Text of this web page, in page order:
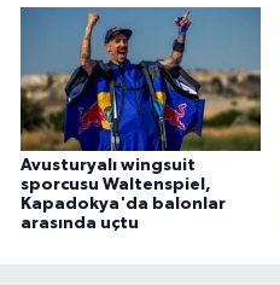
Avusturyalı wingsuit
sporcusu Waltenspiel,
Kapadokya'da balonlar
arasında uçtu